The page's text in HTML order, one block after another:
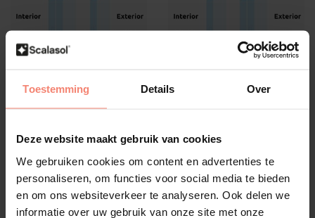
Toestemming Details Over
Deze website maakt gebruik van cookies
We gebruiken cookies om content en advertenties te
personaliseren, om functies voor social media te bieden
en om ons websiteverkeer te analyseren. Ook delen we
informatie over uw gebruik van onze site met onze
(Interieur)